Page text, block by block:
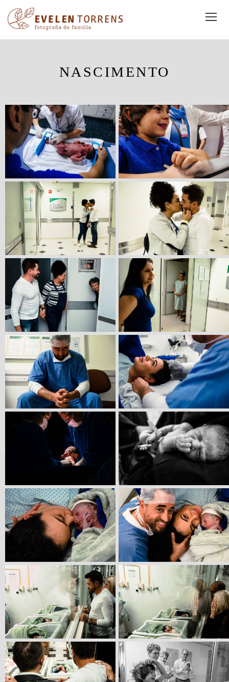
NASCIMENTO